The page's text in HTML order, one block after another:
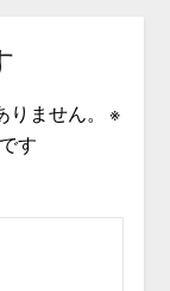
ません。
※
す